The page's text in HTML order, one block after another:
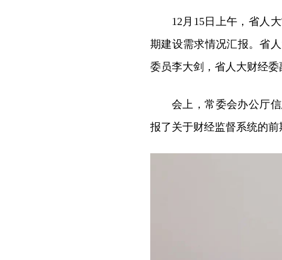
12月15日上午，省人
期建设需求情况汇报。省
委员李大剑，省人大财经委
会上，常委会办公厅
报了关于财经监督系统的前